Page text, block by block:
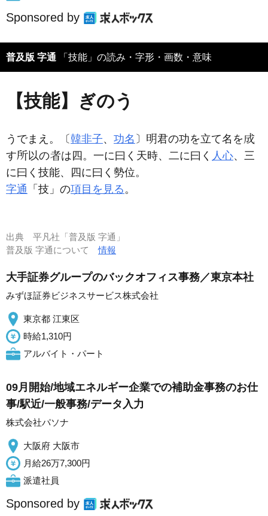
Sponsored by
普及版 字通 「技能」の読み・字形・画数・意味
【技能】ぎのう
うでまえ。〔 韓非子、 功名 〕
君の功を立て名を
す
以の は四。一に曰く天時、二に曰く 人心、三
に曰く技能、四に曰く勢位。
字通 「技」の項目を見る。
出典 平凡社「普及版 字通」
普及版 字通について情報
大手証券グループのバックオフィス事務／東京本社
みずほ証券ビジネスサービス株式会社
東京都 江東区
時給1,310円
アルバイト・パート
09月開始/地域エネルギー企業での補助金事務のお仕
事/駅近/一般事務/データ入力
株式会社パソナ
大阪府 大阪市
月給26万7,300円
派遣社員
Sponsored by